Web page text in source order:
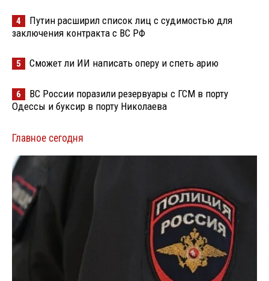
4
Путин расширил список лиц с судимостью для
заключения контракта с ВС РФ
5 Сможет ли ИИ написать оперу и спеть арию
6
ВС России поразили резервуары с ГСМ в порту
Одессы и буксир в порту Николаева
Главное сегодня